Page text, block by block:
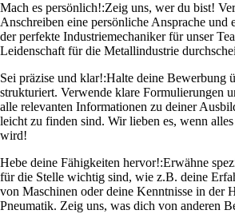
Mach es persönlich!:Zeig uns, wer du bist!
Anschreiben eine persönliche Ansprache und
der perfekte Industriemechaniker für unser
Leidenschaft für die Metallindustrie
Sei präzise und klar!:Halte deine Bewerbung
strukturiert. Verwende klare Formulierungen
alle relevanten Informationen zu deiner
leicht zu finden sind. Wir lieben es, wenn
wird!
Hebe deine Fähigkeiten hervor!:Erwähne
für die Stelle wichtig sind, wie z.B. deine
von Maschinen oder deine Kenntnisse in der
Pneumatik. Zeig uns, was dich von anderen